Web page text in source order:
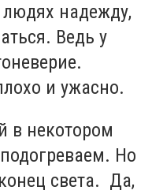
людях надежду,
Ведь у
и ужасно.
в некотором
Но
света. Да,